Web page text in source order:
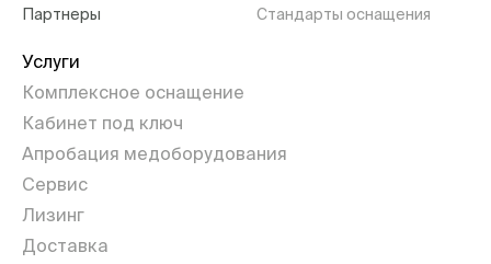
Партнеры
Стандарты оснащения
Услуги
Комплексное оснащение
Кабинет под ключ
Апробация медоборудования
Сервис
Лизинг
Доставка